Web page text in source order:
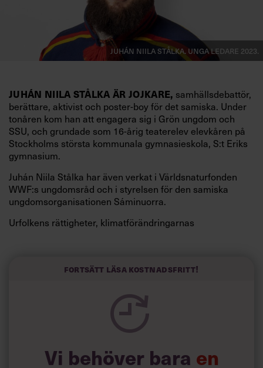
Juhán Niila Stålka. Unga ledare 2023.
JUHÁN NIILA STÅLKA ÄR JOJKARE, samhällsdebattör,
berättare, aktivist och poster-boy för det samiska. Under
tonåren kom han att engagera sig i Grön ungdom och
SSU, och grundade som 16-årig teaterelev elevkåren på
Stockholms största kommunala gymnasieskola, S:t Eriks
gymnasium.
Juhán Niila Stålka har även verkat i Världsnaturfonden
WWF:s ungdomsråd och i styrelsen för den samiska
ungdomsorganisationen Sáminuorra.
Urfolkens rättigheter, klimatförändringarnas
Du är uppvuxen i Stockholm. Hur självklart var det att
bli förkämpe för samers rättigheter så långt från det
vara en del av Sápmi. Sameföreningen i Stockholm är den
största i Sverige. Min pappa har varit engagerad i
Fortsätt läsa kostnadsfritt!
Vi behöver bara en